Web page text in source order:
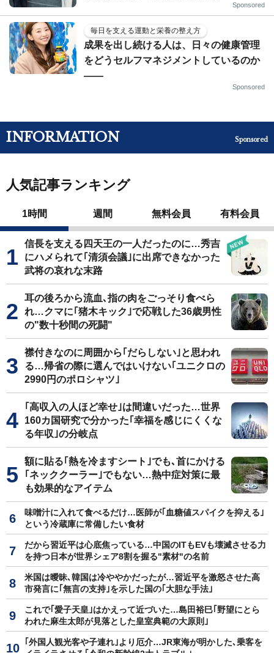
Sponsored
毎日を支える運動と栄養の整え方
成果を出し続ける人は、日々の健康管理
をどうセルフマネジメントしているのか
——
Sponsored
INFORMATION Sponsored
人気記事ランキング
1時間 週間 無料会員 有料会員
信長を支える四天王の一人だったのに…秀吉
にハメられて｢清須会議｣に出席できなかった
武将の哀れな末路
耳の後ろから流血､指の肉をごっそり食べら
れ…クマに｢猪木キック｣で応戦した36歳男性
の"数十秒間の死闘"
襟付きなのに周囲から｢だらしない｣と思われ
る…帰省の際に選んではいけない｢ユニクロの
2990円のポロシャツ｣
｢高収入の人ほど幸せ｣は間違いだった…世界
160カ国研究で分かった｢幸福を感じにくくな
る年収｣の分岐点
額に貼る｢熱を冷ますシート｣でも､首にかける
｢ネッククーラー｣でもない…熱中症対策に最
も効果的なアイテム
味噌汁に入れて食べるだけ…医師が｢血糖値スパイクを抑える｣
という冷蔵庫に常備したい食材
だから習近平は心底焦っている…中国のITもEVも壊滅させる力
を持つ日本が世界シェア8割を握る"素材"の名前
米国は曖昧､韓国は冷ややかだったが…習近平を激怒させた高
市発言に｢無言の支持｣を示した国の｢大胆な手法｣
これで｢愛子天皇｣はかえって近づいた…島田裕巳｢野望にとら
われた麻生太郎が見落とした皇室典範の大原則｣
｢外国人観光客や子連れ｣より厄介…JR東海が明かした､乗客を